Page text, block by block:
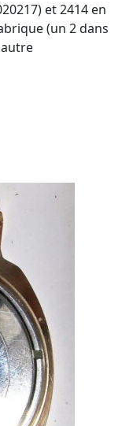
et 2414 en
(un 2 dans